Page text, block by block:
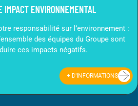
IMPACT ENVIRONNEMENTAL
responsabilité sur l’environnement :
des équipes du Groupe sont
ces impacts négatifs.
+ D'INFORMATIONS